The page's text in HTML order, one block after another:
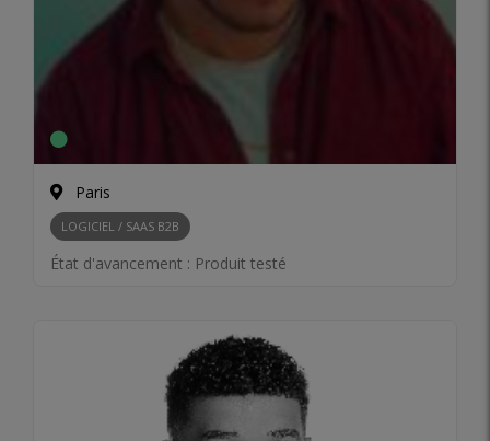
Paris
LOGICIEL / SAAS B2B
État d'avancement : Produit testé